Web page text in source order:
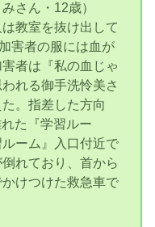
さん・12歳）
教室を抜け出して
害者の服には血が
者は『私の血じゃ
れる御手洗怜美さ
。指差した方向
た『学習ルー
ーム』入口付近で
れており、首から
けつけた救急車で